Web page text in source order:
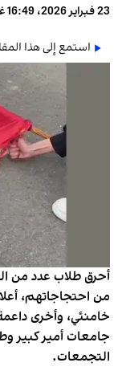
23 فبراير 2026، 16:49 غرينتش+0
استمع إلى هذا
أحرق طلاب عدد من
من احتجاجاتهم،
خامنئي، وأخرى
جامعات أمير كبير
التجمعات.